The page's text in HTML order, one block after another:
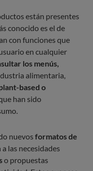
están presentes
conocido es el de
con funciones que
en cualquier
los menús,
alimentaria,
based o
han sido
nuevos formatos de
las necesidades
o propuestas